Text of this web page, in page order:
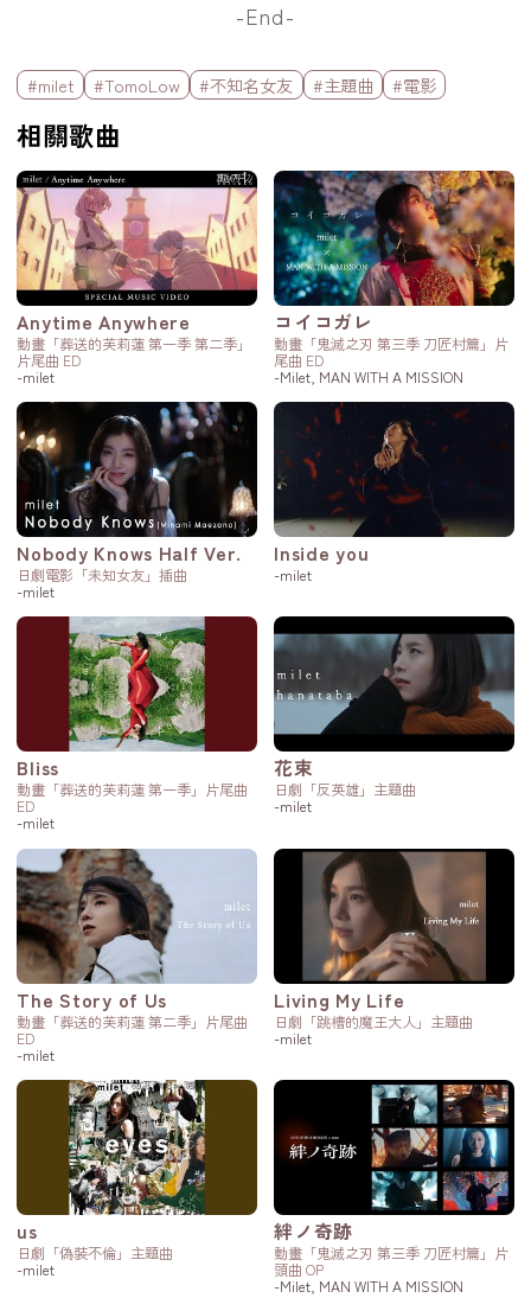
-End-
標籤欄
#milet #TomoLow #不知名女友 #主題曲 #電影
相關歌曲
Anytime Anywhere
動畫「葬送的芙莉蓮 第一季 第二季」
片尾曲 ED
-milet
コイコガレ
動畫「鬼滅之刃 第三季 刀匠村篇」片
尾曲 ED
-Milet, MAN WITH A MISSION
Nobody Knows Half Ver.
日劇電影「未知女友」插曲
-milet
Inside you
-milet
Bliss
動畫「葬送的芙莉蓮 第一季」片尾曲
ED
-milet
花束
日劇「反英雄」主題曲
-milet
The Story of Us
動畫「葬送的芙莉蓮 第二季」片尾曲
ED
-milet
Living My Life
日劇「跳槽的魔王大人」主題曲
-milet
us
日劇「偽裝不倫」主題曲
-milet
絆ノ奇跡
動畫「鬼滅之刃 第三季 刀匠村篇」片
頭曲 OP
-Milet, MAN WITH A MISSION